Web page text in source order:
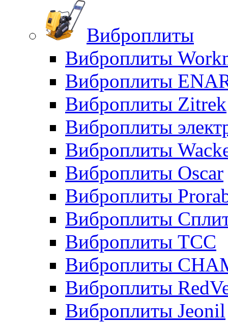
Виброплиты
Виброплиты
Виброплиты
Виброплиты Zitrek
Виброплиты
Виброплиты
Виброплиты Oscar
Виброплиты
Виброплиты
Виброплиты ТСС
Виброплиты
Виброплиты
Виброплиты Jeonil